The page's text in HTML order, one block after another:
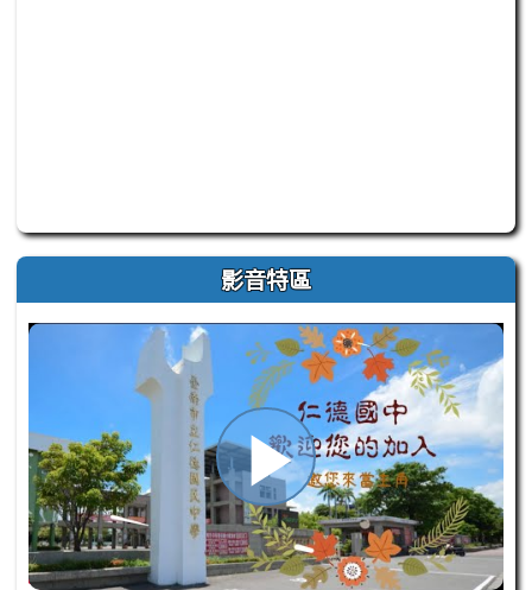
此為臺南市仁德自造教育及科技中心 Facebook 官方粉絲
影音特區
播